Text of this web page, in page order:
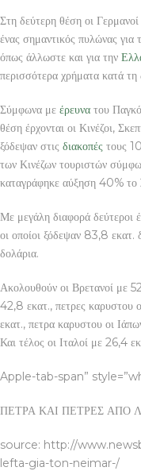
Στη δεύτερη θέση οι
ένας σημαντικός πυλώνας για
όπως άλλωστε και για την
περισσότερα χρήματα κατά τη
Σύμφωνα με έρευνα του
θέση έρχονται οι Κινέζοι,
ξόδεψαν στις διακοπές τους
των Κινέζων τουριστών
καταγράφηκε αύξηση 40%
Με μεγάλη διαφορά δεύτεροι
οι οποίοι ξόδεψαν 83,8 εκατ.
δολάρια.
Ακολουθούν οι Βρετανοί με
42,8 εκατ., πετρες καρυστου
εκατ., πετρα καρυστου οι
Και τέλος οι Ιταλοί με 26,4
Apple-tab-span”
ΠΕΤΡΑ ΚΑΙ ΠΕΤΡΕΣ ΑΠΟ
source: http://
lefta-gia-ton-neimar-/